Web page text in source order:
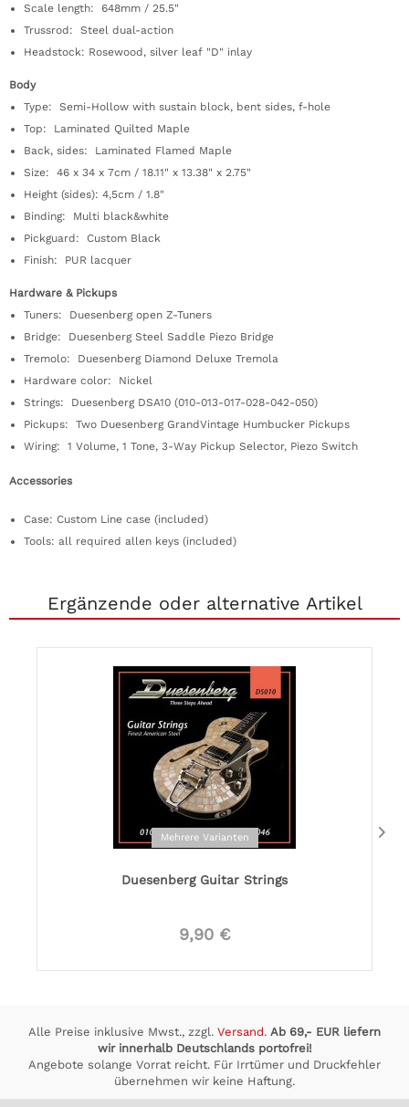
Scale length: 648mm / 25.5"
Trussrod: Steel dual-action
Headstock: Rosewood, silver leaf "D" inlay
Body
Type: Semi-Hollow with sustain block, bent sides, f-hole
Top: Laminated Quilted Maple
Back, sides: Laminated Flamed Maple
Size: 46 x 34 x 7cm / 18.11" x 13.38" x 2.75"
Height (sides): 4,5cm / 1.8"
Binding: Multi black&white
Pickguard: Custom Black
Finish: PUR lacquer
Hardware & Pickups
Tuners: Duesenberg open Z-Tuners
Bridge: Duesenberg Steel Saddle Piezo Bridge
Tremolo: Duesenberg Diamond Deluxe Tremola
Hardware color: Nickel
Strings: Duesenberg DSA10 (010-013-017-028-042-050)
Pickups: Two Duesenberg GrandVintage Humbucker Pickups
Wiring: 1 Volume, 1 Tone, 3-Way Pickup Selector, Piezo Switch
Accessories
Case: Custom Line case (included)
Tools: all required allen keys (included)
Ergänzende oder alternative Artikel
Mehrere Varianten
Duesenberg Guitar Strings
9,90 €
Alle Preise inklusive Mwst., zzgl. Versand. Ab 69,- EUR liefern
wir innerhalb Deutschlands portofrei!
Angebote solange Vorrat reicht. Für Irrtümer und Druckfehler
übernehmen wir keine Haftung.